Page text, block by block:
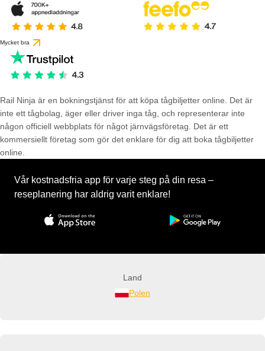
Mycket bra
Rail Ninja är en bokningstjänst för att köpa tågbiljetter online. Det är
inte ett tågbolag, äger eller driver inga tåg, och representerar inte
någon officiell webbplats för något järnvägsföretag. Det är ett
kommersiellt företag som gör det enklare för dig att boka tågbiljetter
online.
Vår kostnadsfria app för varje steg på din resa –
reseplanering har aldrig varit enklare!
Land
Polen